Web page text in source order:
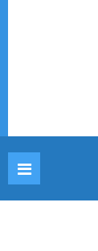
Navegación
Toggle